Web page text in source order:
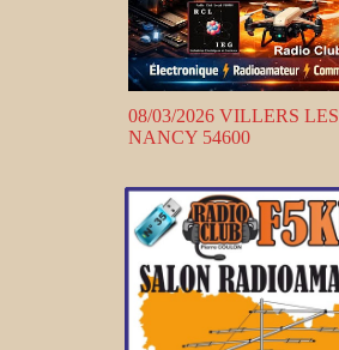
08/03/2026 VILLERS LES
NANCY 54600